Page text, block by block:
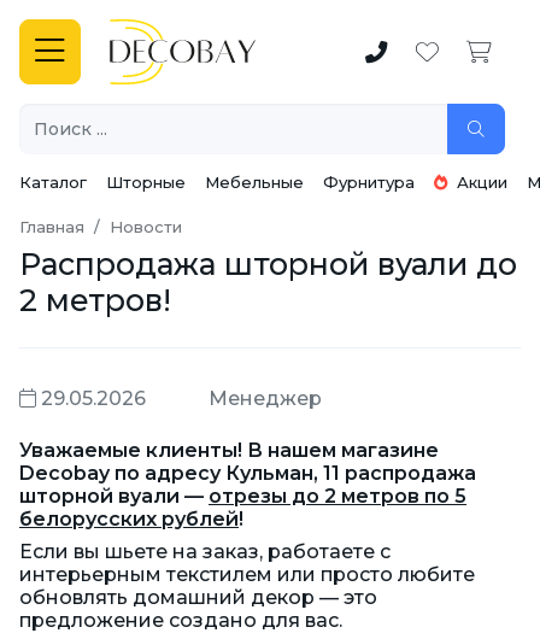
Каталог Шторные Мебельные Фурнитура Акции
Главная Новости
Распродажа шторной вуали до
2 метров!
29.05.2026 Менеджер
Уважаемые клиенты! В нашем магазине
Decobay по адресу Кульман, 11 распродажа
шторной вуали — отрезы до 2 метров по 5
белорусских рублей!
Если вы шьете на заказ, работаете с
интерьерным текстилем или просто любите
обновлять домашний декор — это
предложение создано для вас.